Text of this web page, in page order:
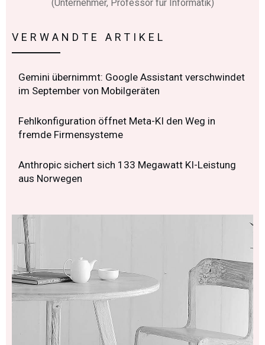
(Unternehmer, Professor für Informatik)
VERWANDTE ARTIKEL
Gemini übernimmt: Google Assistant verschwindet
im September von Mobilgeräten
Fehlkonfiguration öffnet Meta-KI den Weg in
fremde Firmensysteme
Anthropic sichert sich 133 Megawatt KI-Leistung
aus Norwegen